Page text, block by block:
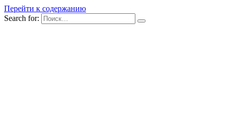
Перейти к содержанию
Search for: